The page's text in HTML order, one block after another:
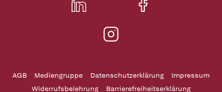
AGB Mediengruppe Datenschutzerklärung
Impressum
Widerrufsbelehrung
Barrierefreiheitserklärung